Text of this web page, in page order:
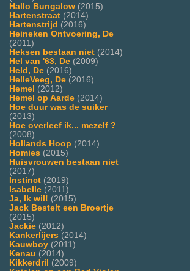
Hallo Bungalow (2015)
Hartenstraat (2014)
Hartenstrijd (2016)
Heineken Ontvoering, De
(2011)
Heksen bestaan niet (2014)
Hel van '63, De (2009)
Held, De (2016)
HelleVeeg, De (2016)
Hemel (2012)
Hemel op Aarde (2014)
Hoe duur was de suiker
(2013)
Hoe overleef ik... mezelf ?
(2008)
Hollands Hoop (2014)
Homies (2015)
Huisvrouwen bestaan niet
(2017)
Instinct (2019)
Isabelle (2011)
Ja, Ik wil! (2015)
Jack Bestelt een Broertje
(2015)
Jackie (2012)
Kankerlijers (2014)
Kauwboy (2011)
Kenau (2014)
Kikkerdril
(2009)